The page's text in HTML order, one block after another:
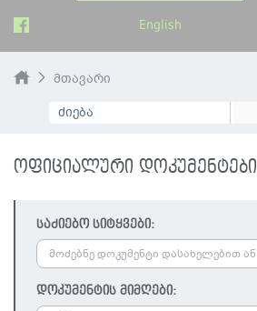
English
ᲮᲔᲚᲘᲡᲣᲤᲚᲔᲑᲐ
ᲡᲘᲐᲮᲚᲔᲔᲑᲘ
ᲑᲘᲣᲯᲔᲢᲘ
მთავარი
ოფიციალური დოკუმენტები
საძიებო სიტყვები:
დოკუმენტის მიმღები: